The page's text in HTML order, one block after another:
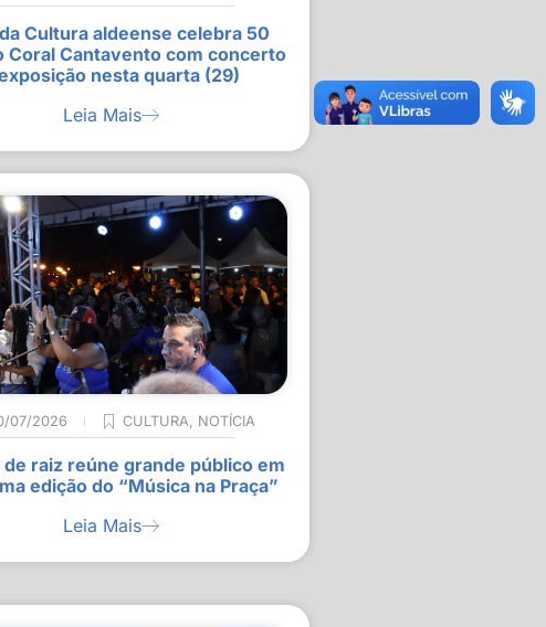
Cultura aldeense celebra 50
Coral Cantavento com concerto
nesta quarta (29)
Leia Mais
07/2026 CULTURA, NOTÍCIA
de raiz reúne grande público em
edição do “Música na Praça”
Leia Mais